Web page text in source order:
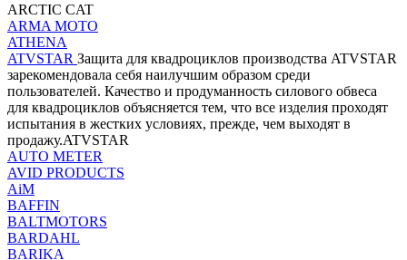
ARCTIC CAT
ARMA MOTO
ATHENA
ATVSTAR Защита для квадроциклов производства ATVSTAR
зарекомендовала себя наилучшим образом среди
пользователей. Качество и продуманность силового обвеса
для квадроциклов объясняется тем, что все изделия проходят
испытания в жестких условиях, прежде, чем выходят в
продажу.ATVSTAR
AUTO METER
AVID PRODUCTS
AiM
BAFFIN
BALTMOTORS
BARDAHL
BARIKA